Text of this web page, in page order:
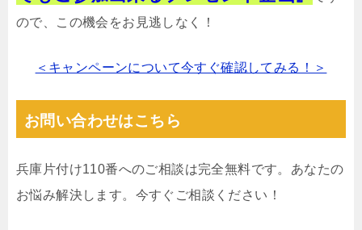
ので、この機会をお見逃しなく！
＜キャンペーンについて今すぐ確認してみる！＞
お問い合わせはこちら
兵庫片付け110番へのご相談は完全無料です。あなたの
お悩み解決します。今すぐご相談ください！